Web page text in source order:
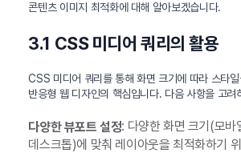
콘텐츠 이미지 최적화에 대해 알아보겠습니다.
3.1 CSS 미디어 쿼리의 활용
CSS 미디어 쿼리를 통해 화면 크기에 따라 스타
반응형 웹 디자인의 핵심입니다. 다음 사항을 고려
다양한 뷰포트 설정: 다양한 화면 크기(모바
데스크톱)에 맞춰 레이아웃을 최적화하기